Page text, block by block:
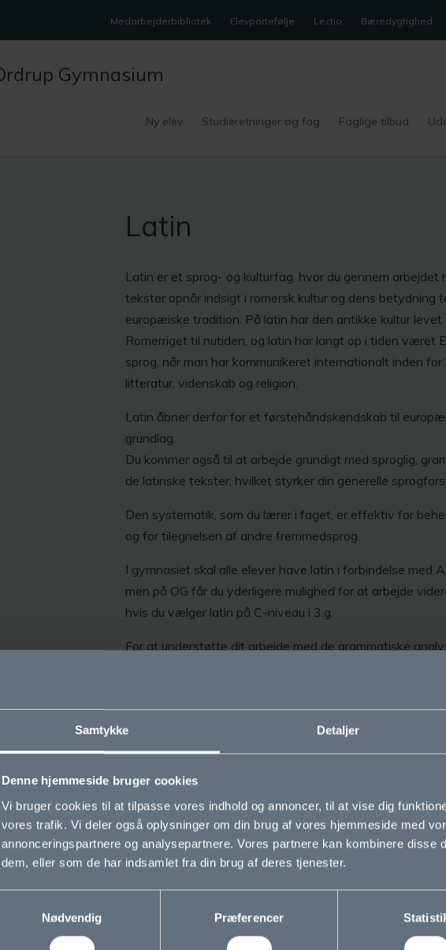
Samtykke Detaljer
Denne hjemmeside bruger cookies
Vi bruger cookies til at tilpasse vores indhold og annoncer, til at vise dig
vores trafik. Vi deler også oplysninger om din brug af vores hjemmeside med
annonceringspartnere og analysepartnere. Vores partnere kan kombinere disse
dem, eller som de har indsamlet fra din brug af deres tjenester.
Nødvendig
Præferencer
Medarbejderbibliotek Elevportefølje Lectio Bæredygtighed
Gymnasium
Ny elev Studieretninger og fag Faglige tilbud
Latin
Latin er et sprog- og kulturfag, hvor du gennem arbejdet
tekster opnår indsigt i romersk kultur og dens betydning
europæiske tradition. På latin har den antikke kultur levet
Romerriget til nutiden, og latin har langt op i tiden været
sprog, når man har kommunikeret internationalt inden
litteratur, videnskab og religion.
Latin åbner derfor for et førstehåndskendskab til
grundlag.
Du kommer også til at arbejde grundigt med sproglig,
de latinske tekster, hvilket styrker din generelle
Den systematik, som du lærer i faget, er effektiv for
og for tilegnelsen af andre fremmedsprog.
I gymnasiet skal alle elever have latin i forbindelse med
men på OG får du yderligere mulighed for at arbejde
hvis du vælger latin på C-niveau i 3.g.
For at understøtte dit arbejde med de grammatiske
Du kan læse mere om faget og eksamen i læreplanen